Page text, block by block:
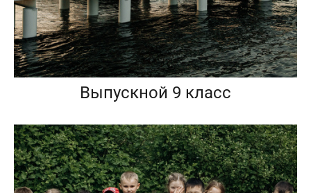
Выпускной 9 класс